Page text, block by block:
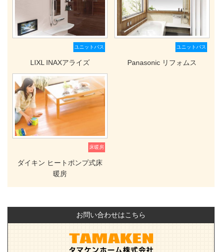
ユニットバス
LIXL INAXアライズ
ユニットバス
Panasonic リフォムス
床暖房
ダイキン ヒートポンプ式床
暖房
お問い合わせはこちら